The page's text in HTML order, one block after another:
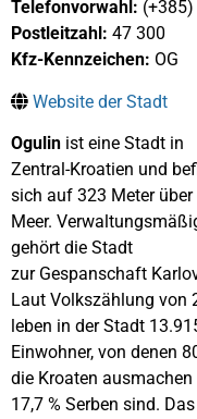
Telefonvorwahl:
Postleitzahl: 47 300
Kfz-Kennzeichen: OG
Website der Stadt
Ogulin ist eine Stadt in
Zentral-Kroatien und
sich auf 323 Meter über
Meer.
gehört die Stadt
zur Gespanschaft
Laut Volkszählung von
leben in der Stadt
Einwohner, von denen
die Kroaten ausmachen
17,7 % Serben sind. Das